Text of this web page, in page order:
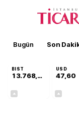
Bugün Son
BIST
13.768,18
USD
47,60